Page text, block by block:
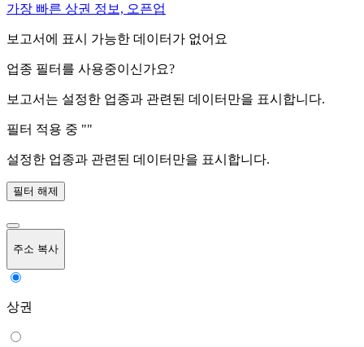
가장 빠른 상권 정보, 오픈업
보고서에 표시 가능한 데이터가 없어요
업종 필터를 사용중이신가요?
보고서는 설정한 업종과 관련된 데이터만을 표시합니다.
필터 적용 중 ""
설정한 업종과 관련된 데이터만을 표시합니다.
필터 해제
주소 복사
상권